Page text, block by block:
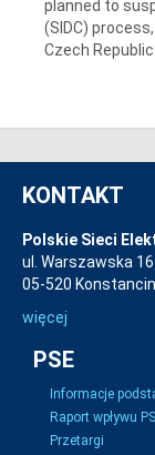
planned to
(SIDC)
Czech
KONTAKT
Polskie Sieci
ul. Warszawska
05-520
więcej
PSE
Informacje
Raport wpływu
Przetargi